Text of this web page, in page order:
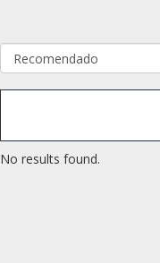
No results found.